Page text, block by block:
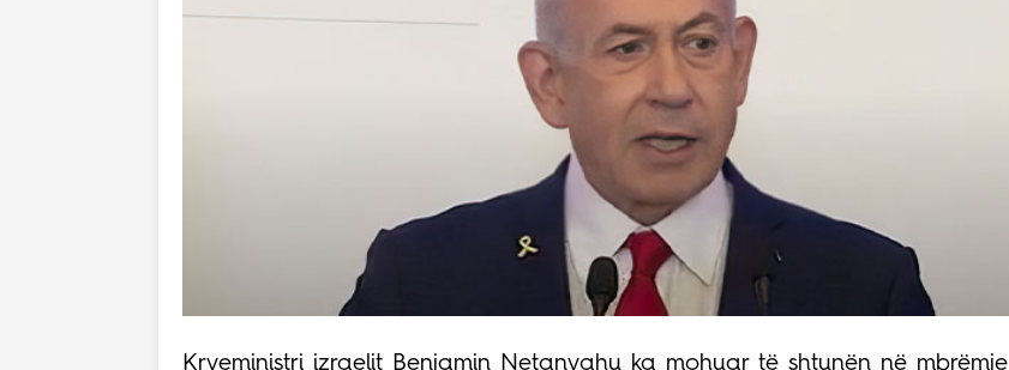
Kryeministri izraelit Benjamin Netanyahu ka mohuar të shtunën në mbrëmje